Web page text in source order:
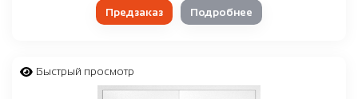
Предзаказ Подробнее
Быстрый просмотр